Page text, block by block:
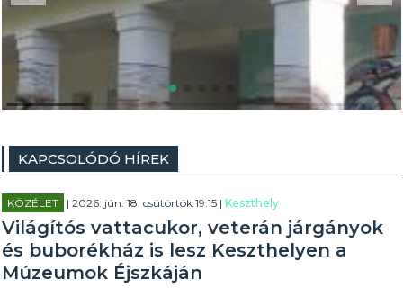
KAPCSOLÓDÓ HÍREK
KÖZÉLET | 2026. jún. 18. csütörtök 19:15 |Keszthely
Világítós vattacukor, veterán járgányok
és buborékház is lesz Keszthelyen a
Múzeumok Éjszkáján